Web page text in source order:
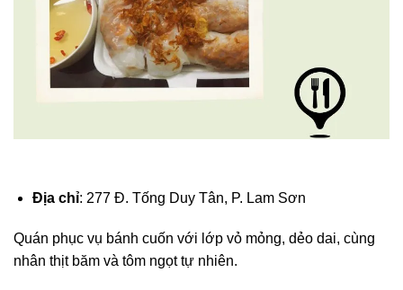
Địa chỉ: 277 Đ. Tống Duy Tân, P. Lam Sơn
Quán phục vụ bánh cuốn với lớp vỏ mỏng, dẻo dai, cùng
nhân thịt băm và tôm ngọt tự nhiên.